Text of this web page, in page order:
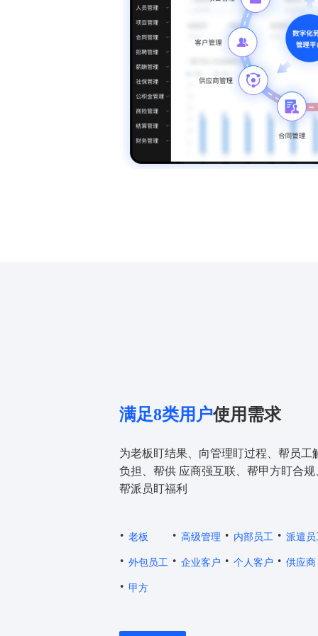
满足8类用户使用需求
为老板盯结果、向管理盯过程、帮员工
负担、帮供 应商强互联、帮甲方盯合规
帮派员盯福利
· 老板 · 高级管理 · 内部员工 · 派遣员
· 外包员工 · 企业客户 · 个人客户 · 供应商
· 甲方